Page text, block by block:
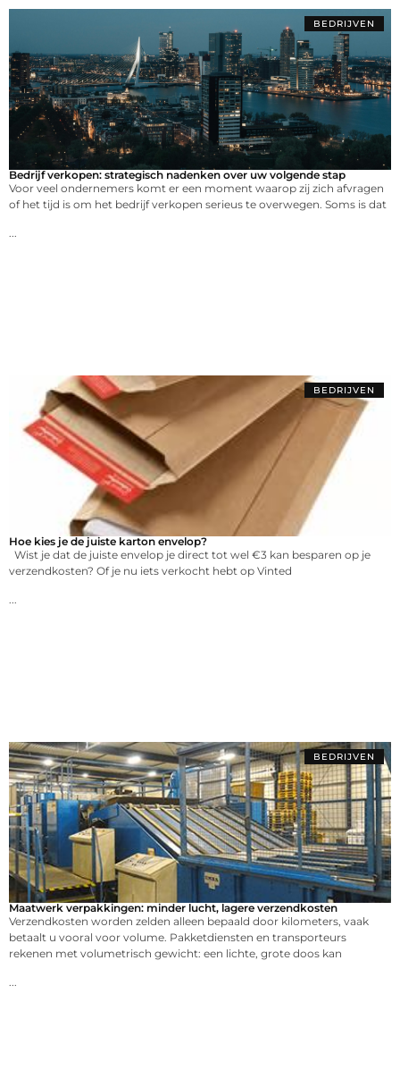
BEDRIJVEN
Bedrijf verkopen: strategisch nadenken over uw volgende stap
Voor veel ondernemers komt er een moment waarop zij zich afvragen
of het tijd is om het bedrijf verkopen serieus te overwegen. Soms is dat
...
BEDRIJVEN
Hoe kies je de juiste karton envelop?
Wist je dat de juiste envelop je direct tot wel €3 kan besparen op je
verzendkosten? Of je nu iets verkocht hebt op Vinted
...
BEDRIJVEN
Maatwerk verpakkingen: minder lucht, lagere verzendkosten
Verzendkosten worden zelden alleen bepaald door kilometers, vaak
betaalt u vooral voor volume. Pakketdiensten en transporteurs
rekenen met volumetrisch gewicht: een lichte, grote doos kan
...